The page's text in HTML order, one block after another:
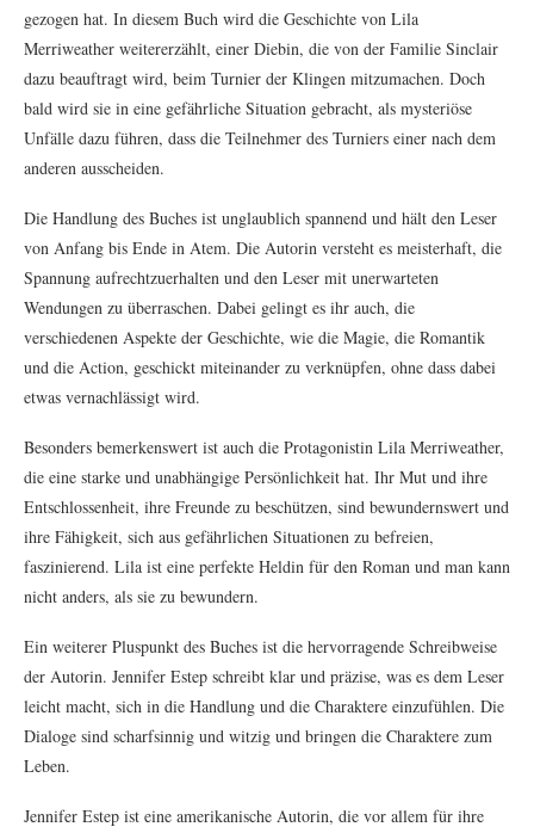
gezogen hat. In diesem Buch wird die Geschichte von Lila
Merriweather weitererzählt, einer Diebin, die von der Familie Sinclair
dazu beauftragt wird, beim Turnier der Klingen mitzumachen. Doch
bald wird sie in eine gefährliche Situation gebracht, als mysteriöse
Unfälle dazu führen, dass die Teilnehmer des Turniers einer nach dem
anderen ausscheiden.
Die Handlung des Buches ist unglaublich spannend und hält den Leser
von Anfang bis Ende in Atem. Die Autorin versteht es meisterhaft, die
Spannung aufrechtzuerhalten und den Leser mit unerwarteten
Wendungen zu überraschen. Dabei gelingt es ihr auch, die
verschiedenen Aspekte der Geschichte, wie die Magie, die Romantik
und die Action, geschickt miteinander zu verknüpfen, ohne dass dabei
etwas vernachlässigt wird.
Besonders bemerkenswert ist auch die Protagonistin Lila Merriweather,
die eine starke und unabhängige Persönlichkeit hat. Ihr Mut und ihre
Entschlossenheit, ihre Freunde zu beschützen, sind bewundernswert und
ihre Fähigkeit, sich aus gefährlichen Situationen zu befreien,
faszinierend. Lila ist eine perfekte Heldin für den Roman und man kann
nicht anders, als sie zu bewundern.
Ein weiterer Pluspunkt des Buches ist die hervorragende Schreibweise
der Autorin. Jennifer Estep schreibt klar und präzise, was es dem Leser
leicht macht, sich in die Handlung und die Charaktere einzufühlen. Die
Dialoge sind scharfsinnig und witzig und bringen die Charaktere zum
Leben.
Jennifer Estep ist eine amerikanische Autorin, die vor allem für ihre